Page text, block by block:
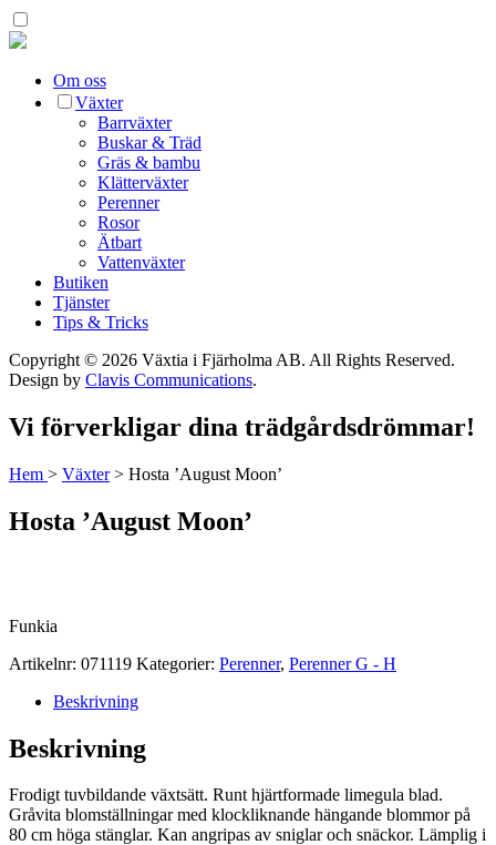
Om oss
Växter
Barrväxter
Buskar & Träd
Gräs & bambu
Klätterväxter
Perenner
Rosor
Ätbart
Vattenväxter
Butiken
Tjänster
Tips & Tricks
Copyright © 2026 Växtia i Fjärholma AB. All Rights Reserved.
Design by Clavis Communications.
Vi förverkligar dina trädgårdsdrömmar!
Hem > Växter> Hosta ’August Moon’
Hosta ’August Moon’
Funkia
Artikelnr: 071119 Kategorier: Perenner, Perenner G - H
Beskrivning
Beskrivning
Frodigt tuvbildande växtsätt. Runt hjärtformade limegula blad.
Gråvita blomställningar med klockliknande hängande blommor på
80 cm höga stänglar. Kan angripas av sniglar och snäckor. Lämplig i